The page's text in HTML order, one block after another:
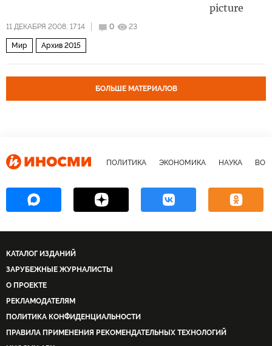
11 ДЕКАБРЯ 2008, 17:14 0 23
Мир Архив 2015
БОЛЬШЕ МАТЕРИАЛОВ
ПОЛИТИКА ЭКОНОМИКА НАУКА
КАТАЛОГ ИЗДАНИЙ
ЗАРУБЕЖНЫЕ ЖУРНАЛИСТЫ
О ПРОЕКТЕ
РЕКЛАМОДАТЕЛЯМ
ПОЛИТИКА КОНФИДЕНЦИАЛЬНОСТИ
ПРАВИЛА ПРИМЕНЕНИЯ РЕКОМЕНДАТЕЛЬНЫХ ТЕХНОЛОГИЙ